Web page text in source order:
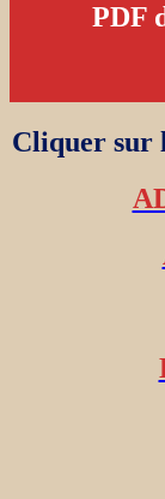
PDF
Cliquer sur